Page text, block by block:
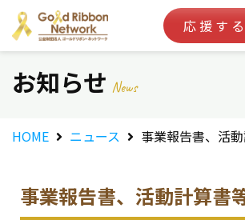
応援する
お知らせ News
HOME ニュース 事業報告書、活
事業報告書、活動計算書